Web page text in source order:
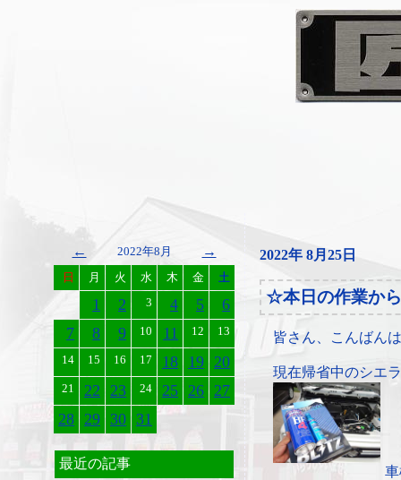
← 2022年8月 →
日 月 火 水 木 金 土
1 2 3 4 5
6
7
8 9 10 11 12 13
14 15 16 17 18 19 20
21 22 23 24 25 26 27
28 29 30 31
最近の記事
2022年 8月25日
☆本日の作業か
皆さん、こんばん
現在帰省中のシエ